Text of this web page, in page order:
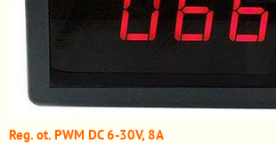
Reg. ot. PWM DC 6-30V, 8A